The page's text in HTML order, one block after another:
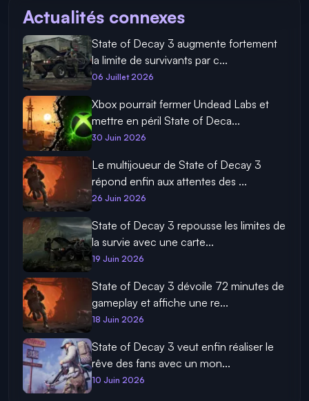
Actualités connexes
State of Decay 3 augmente fortement
la limite de survivants par c...
06 Juillet 2026
Xbox pourrait fermer Undead Labs et
mettre en péril State of Deca...
30 Juin 2026
Le multijoueur de State of Decay 3
répond enfin aux attentes des ...
26 Juin 2026
State of Decay 3 repousse les limites de
la survie avec une carte...
19 Juin 2026
State of Decay 3 dévoile 72 minutes de
gameplay et affiche une re...
18 Juin 2026
State of Decay 3 veut enfin réaliser le
rêve des fans avec un mon...
10 Juin 2026